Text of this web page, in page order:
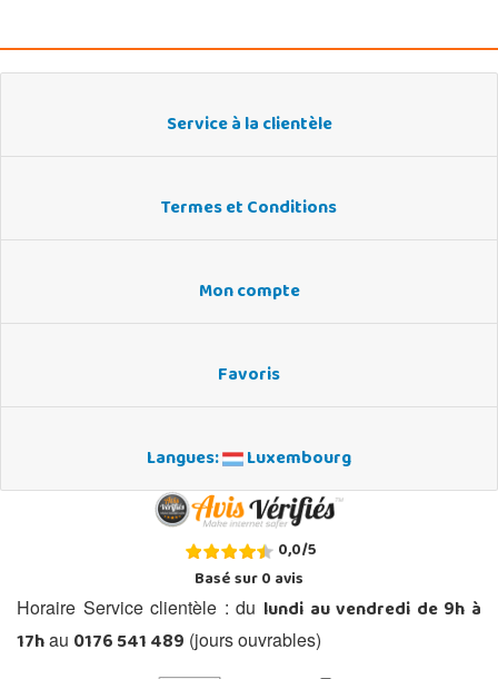
Service à la clientèle
Termes et Conditions
Mon compte
Favoris
Langues: Luxembourg
0,0/5
Basé sur0avis
Horaire Service clientèle : du lundi au vendredi de 9h à
17hau 0176 541 489 (jours ouvrables)